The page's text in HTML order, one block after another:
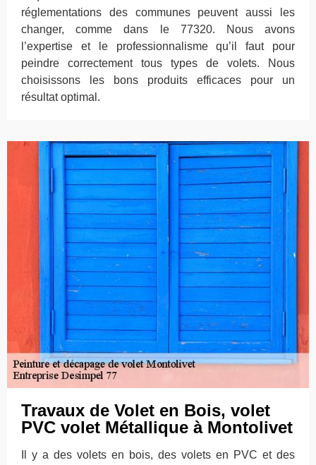
réglementations des communes peuvent aussi les
changer, comme dans le 77320. Nous avons
l’expertise et le professionnalisme qu’il faut pour
peindre correctement tous types de volets. Nous
choisissons les bons produits efficaces pour un
résultat optimal.
Travaux de Volet en Bois, volet
PVC volet Métallique à Montolivet
Il y a des volets en bois, des volets en PVC et des